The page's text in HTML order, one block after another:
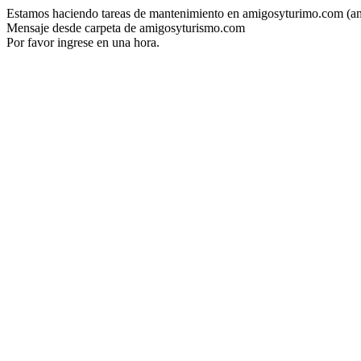
Estamos haciendo tareas de mantenimiento en amigosyturimo.com
Mensaje desde carpeta de amigosyturismo.com
Por favor ingrese en una hora.